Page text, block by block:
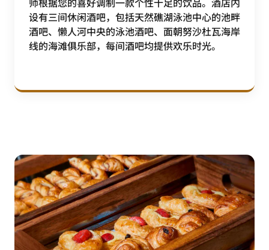
设有三间休闲酒吧，包括天然礁湖泳池中心的池畔
酒吧、懒人河中央的泳池酒吧、面朝努沙杜瓦海岸
线的海滩俱乐部，每间酒吧均提供欢乐时光。